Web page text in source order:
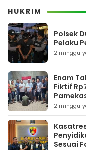
HUKRIM
Polsek
Pelaku
2 minggu
Enam
Fiktif
2 minggu
Sesuai